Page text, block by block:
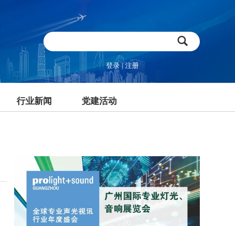
登录|注册
行业新闻 党建活动